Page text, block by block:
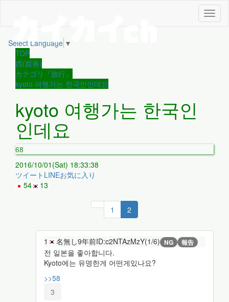
メ
ニ
Select Language ▼
TOP
西(親善)
カテゴリ『旅行』
kyoto 여행가는 한국인인데요
kyoto 여행가는 한국인
인데요
68
2016/10/01(Sat) 18:33:38
ツイート LINEお気に入り
54
13
1 2
1 名無し9年前ID:c2NTAzMzY(1/6) NG 報告
전 일본을 좋아합니다.
Kyoto에는 유명한게 어떤게있나요?
>>58
3